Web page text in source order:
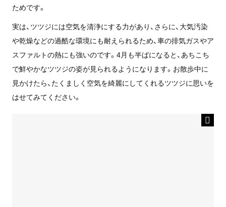
ためです。
実は、ツツジには空気を清浄にする力があり、さらに、大気汚染
や乾燥などの過酷な環境にも耐えられるため、車の排気ガスやア
スファルトの熱にも強いのです。4月も半ばになると、あちこち
で鮮やかなツツジの姿が見られるようになります。お散歩中に
見かけたら、たくましく空気を綺麗にしてくれるツツジに思いを
はせてみてください。